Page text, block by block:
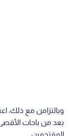
وبالتزامن مع ذلك،
بعد من باحات
المقتحمين.